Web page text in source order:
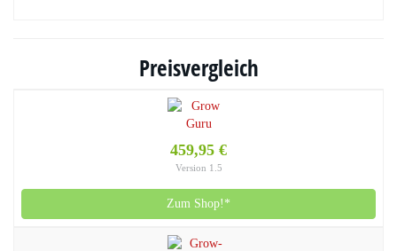
Preisvergleich
459,95 €
Version 1.5
Zum Shop!*